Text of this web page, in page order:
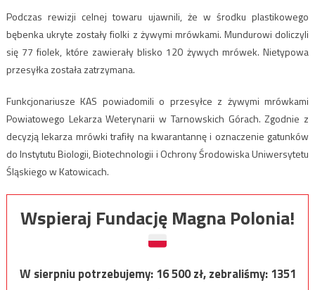
Podczas rewizji celnej towaru ujawnili, że w środku plastikowego
bębenka ukryte zostały fiolki z żywymi mrówkami. Mundurowi doliczyli
się 77 fiolek, które zawierały blisko 120 żywych mrówek. Nietypowa
przesyłka została zatrzymana.
Funkcjonariusze KAS powiadomili o przesyłce z żywymi mrówkami
Powiatowego Lekarza Weterynarii w Tarnowskich Górach. Zgodnie z
decyzją lekarza mrówki trafiły na kwarantannę i oznaczenie gatunków
do Instytutu Biologii, Biotechnologii i Ochrony Środowiska Uniwersytetu
Śląskiego w Katowicach.
Wspieraj Fundację Magna Polonia!
W sierpniu potrzebujemy:16 500zł, zebraliśmy:1351